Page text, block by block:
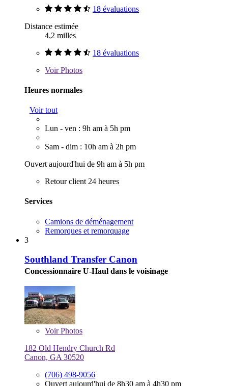
18 évaluations
Distance estimée
4,2 milles
18 évaluations
VoirPhotos
Heures normales
Voir tout
Lun - ven : 9h am à 5h pm
Sam - dim : 10h am à 2h pm
Ouvert aujourd'hui de 9h am à 5h pm
Retour client 24 heures
Services
Camions de déménagement
Remorques et remorquage
3
Southland Transfer Canon
Concessionnaire U-Haul dans le voisinage
VoirPhotos
182 Old Hendry Church Rd
Canon, GA 30520
(706) 498-9056
Ouvert aujourd'hui de 8h30 am à 4h30 pm